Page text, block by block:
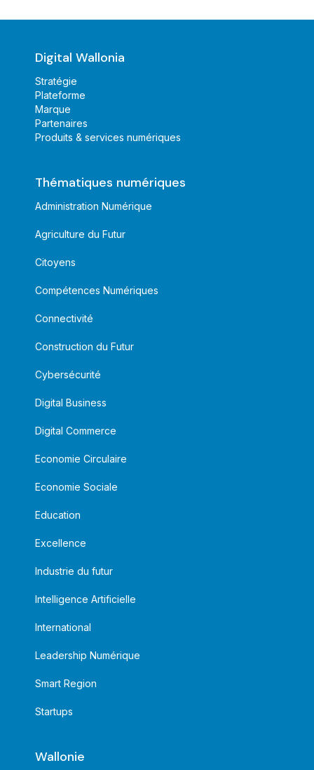
Digital Wallonia
Stratégie
Plateforme
Marque
Partenaires
Produits & services numériques
Thématiques numériques
Administration Numérique
Agriculture du Futur
Citoyens
Compétences Numériques
Connectivité
Construction du Futur
Cybersécurité
Digital Business
Digital Commerce
Economie Circulaire
Economie Sociale
Education
Excellence
Industrie du futur
Intelligence Artificielle
International
Leadership Numérique
Smart Region
Startups
Wallonie